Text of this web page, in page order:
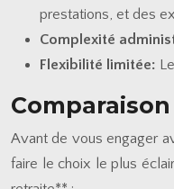
prestations, et des
Complexité
Flexibilité limitée:
Avant de vous engager
faire le choix le plus